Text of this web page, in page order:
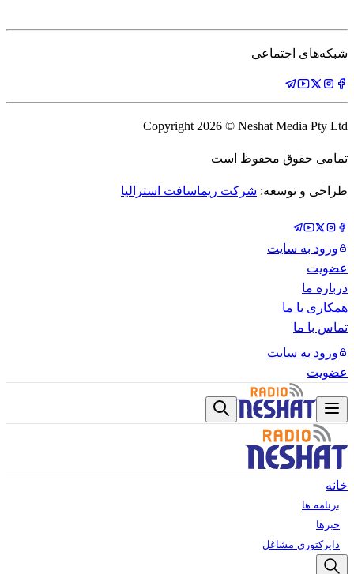
شبکه‌های اجتماعی
Copyright 2026 © Neshat Media Pty Ltd
تمامی حقوق محفوظ است
طراحی و توسعه: شرکت ریماسافت استرالیا
ورود به سایت
عضویت
درباره ما
همکاری با ما
تماس با ما
ورود به سایت
عضویت
خانه
برنامه ها
خبرها
دایرکتوری مشاغل